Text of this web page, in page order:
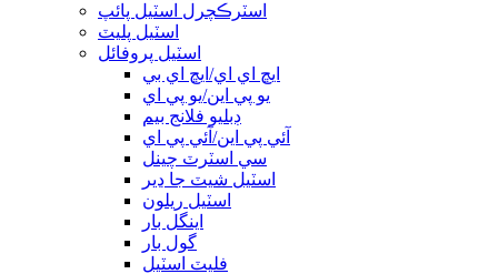
اسٽرڪچرل اسٽيل پائپ
اسٽيل پليٽ
اسٽيل پروفائل
ايڇ اي اي/ايڇ اي بي
يو پي اين/يو پي اي
ڊبليو فلانج بيم
آئي پي اين/آئي پي اي
سي اسٽرٽ چينل
اسٽيل شيٽ جا ڍير
اسٽيل ريلون
اينگل بار
گول بار
فليٽ اسٽيل